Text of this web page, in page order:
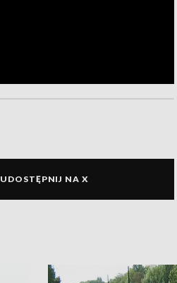
UDOSTĘPNIJ NA X